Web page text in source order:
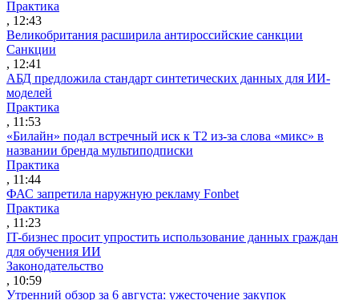
Практика
, 12:43
Великобритания расширила антироссийские санкции
Санкции
, 12:41
АБД предложила стандарт синтетических данных для ИИ-
моделей
Практика
, 11:53
«Билайн» подал встречный иск к Т2 из-за слова «микс» в
названии бренда мультиподписки
Практика
, 11:44
ФАС запретила наружную рекламу Fonbet
Практика
, 11:23
IT-бизнес просит упростить использование данных граждан
для обучения ИИ
Законодательство
, 10:59
Утренний обзор за 6 августа: ужесточение закупок